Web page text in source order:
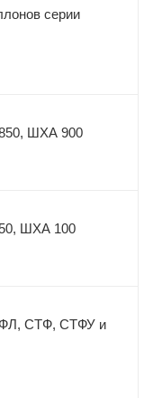
серии
ШХА 900
ШХА 100
СТФ, СТФУ и